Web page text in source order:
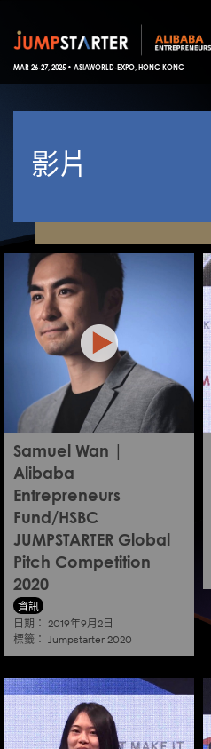
MAR 26-27, 2025 • ASIAWORLD-EXPO, HONG KONG
影片
Samuel Wan |
Alibaba
Entrepreneurs
Fund/HSBC
JUMPSTARTER Global
Pitch Competition
2020
資訊
日期： 2019年9月2日
標籤： Jumpstarter 2020